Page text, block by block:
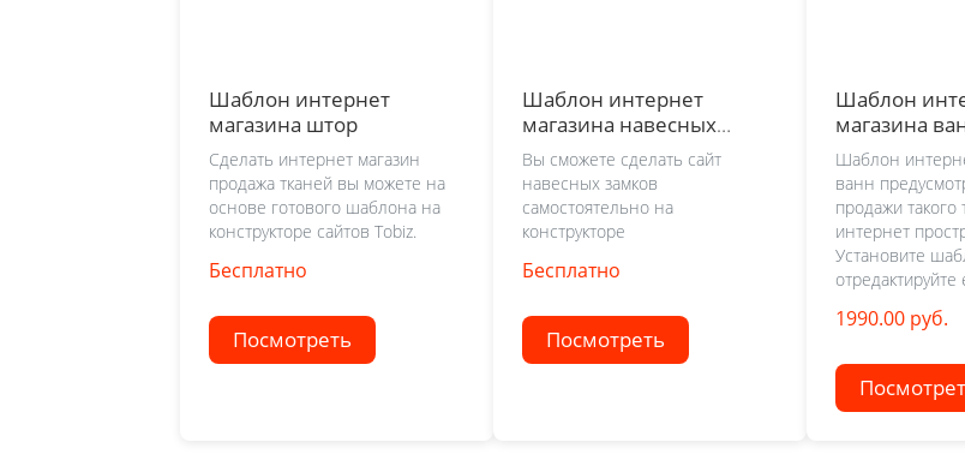
Шаблон интернет
магазина штор
Сделать интернет магазин
продажа тканей вы можете на
основе готового шаблона на
конструкторе сайтов Tobiz.
Бесплатно
Посмотреть
Шаблон интернет
магазина навесных
замков
Вы сможете сделать сайт
навесных замков
самостоятельно на
конструкторе
Бесплатно
Посмотреть
Шаблон
магазина
Шаблон
ванн
продажи такого
интернет
Установите
отредактируйте
1990.00 руб.